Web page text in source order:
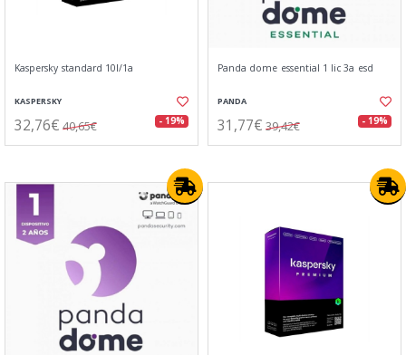
Kaspersky standard 10l/1a
KASPERSKY
32,76€ 40,65€ - 19%
Panda dome essential 1 lic 3a esd
PANDA
31,77€ 39,42€ - 19%